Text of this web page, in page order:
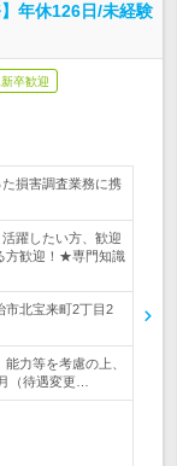
年休126日/未経験
卒歓迎
損害調査業務に携
躍したい方、歓迎
方歓迎！★専門知識
市北宝来町2丁目2
力等を考慮の上、
（待遇変更…